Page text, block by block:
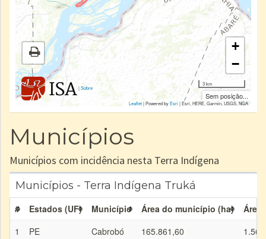
|Sobre
+
−
3 km
Sem posição...
Leaflet| Powered byEsri|Esri, HERE, Garmin, USGS, NGA
Municípios
Municípios com incidência nesta Terra Indígena
Municípios - Terra Indígena Truká
# Estados (UF) Município Área do município (ha)
Área
1
PE Cabrobó 165.861,60